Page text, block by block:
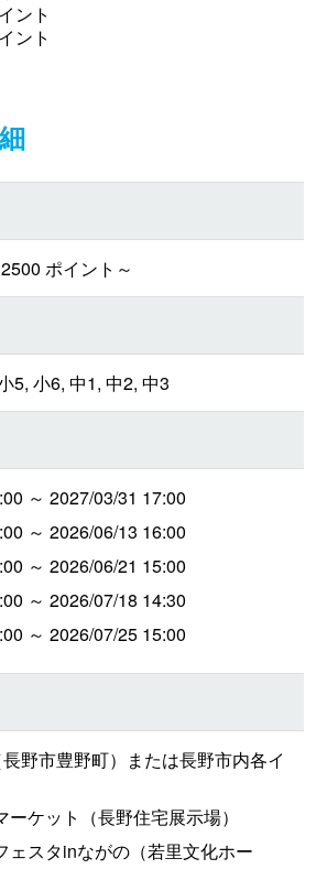
ント
ント
ポイント～
5, 小6, 中1, 中2, 中3
～ 2027/03/31 17:00
～ 2026/06/13 16:00
～ 2026/06/21 15:00
～ 2026/07/18 14:30
～ 2026/07/25 15:00
野市豊野町）または長野市内各イ
ケット（長野住宅展示場）
ェスタinながの（若里文化ホー